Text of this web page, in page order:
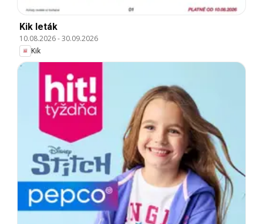
Kik leták
10.08.2026-30.09.2026
Kik